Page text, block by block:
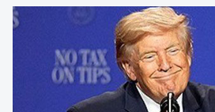
우려를 표명한 것이다. 특히 자연보호 구역